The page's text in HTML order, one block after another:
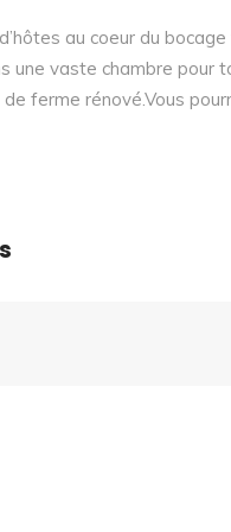
au coeur du
une vaste chambre pour
ferme rénové.Vous